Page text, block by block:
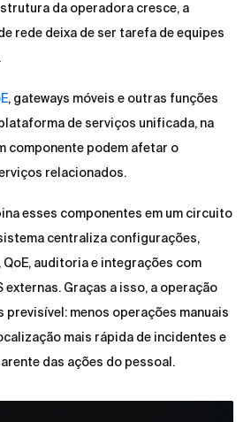
da operadora cresce, a
rede deixa de ser tarefa de equipes
, gateways móveis e outras funções
de serviços unificada, na
componente podem afetar o
relacionados.
esses componentes em um circuito
centraliza configurações,
auditoria e integrações com
externas. Graças a isso, a operação
previsível: menos operações manuais
mais rápida de incidentes e
das ações do pessoal.